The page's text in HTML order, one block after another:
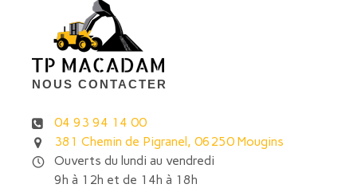
NOUS CONTACTER
04 93 94 14 00
381 Chemin de Pigranel, 06250 Mougins
Ouverts du lundi au vendredi
9h à 12h et de 14h à 18h